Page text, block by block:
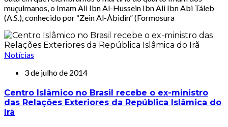
muçulmanos, o Imam Ali Ibn Al-Hussein Ibn Ali Ibn Abi Táleb
(A.S.), conhecido por “Zein Al-Ábidin” (Formosura
Notícias
3 de julho de 2014
Centro Islâmico no Brasil recebe o ex-ministro
das Relações Exteriores da República Islâmica do
Irã